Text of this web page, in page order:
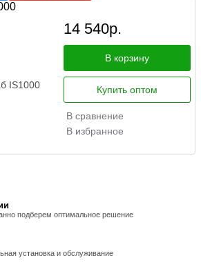
14 540р.
В корзину
Купить оптом
В сравнение
В избранное
подберем оптимальное решение
установка и обслуживание